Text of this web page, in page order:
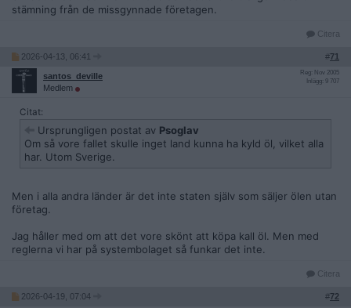
stämning från de missgynnade företagen.
Citera
2026-04-13, 06:41 #71
santos_deville
Medlem
Reg: Nov 2005
Inlägg: 9 707
Citat:
Ursprungligen postat av Psoglav
Om så vore fallet skulle inget land kunna ha kyld öl, vilket alla
har. Utom Sverige.
Men i alla andra länder är det inte staten själv som säljer ölen utan
företag.
Jag håller med om att det vore skönt att köpa kall öl. Men med
reglerna vi har på systembolaget så funkar det inte.
Citera
2026-04-19, 07:04 #72